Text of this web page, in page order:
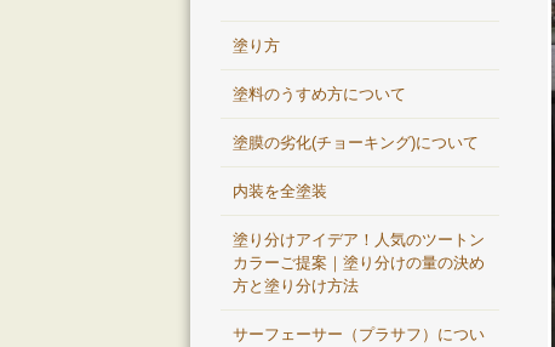
塗り方
塗料のうすめ方について
塗膜の劣化(チョーキング)について
内装を全塗装
塗り分けアイデア！人気のツートン
カラーご提案｜塗り分けの量の決め
方と塗り分け方法
サーフェーサー（プラサフ）につい